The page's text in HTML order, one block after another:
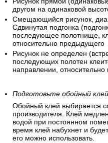
другом на одинаковой
Смещающийся рисунок,
Сдвинутая подгонка
последующее полотнище,
относительно предыдущего
Рисунок не определен
последующих полотен
направлении,
Подготовьте обойный клей
Обойный клей выбирается
производителя. Клей
водой при постоянном
время клей набухнет и
его можно использовать.